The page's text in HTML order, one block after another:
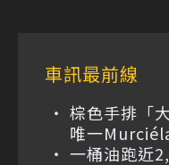
車訊最前線
棕色手排「
唯一
一桶油跑近